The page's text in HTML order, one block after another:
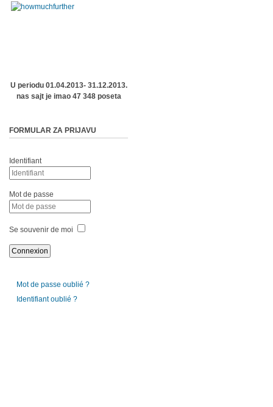
U periodu 01.04.2013- 31.12.2013.
nas sajt je imao 47 348 poseta
FORMULAR ZA PRIJAVU
Identifiant
Mot de passe
Se souvenir de moi
Mot de passe oublié ?
Identifiant oublié ?